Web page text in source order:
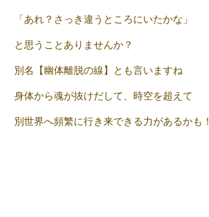
「あれ？さっき違うところにいたかな」
と思うことありませんか？
別名【幽体離脱の線】とも言いますね
身体から魂が抜けだして、時空を超えて
別世界へ頻繁に行き来できる力があるかも！